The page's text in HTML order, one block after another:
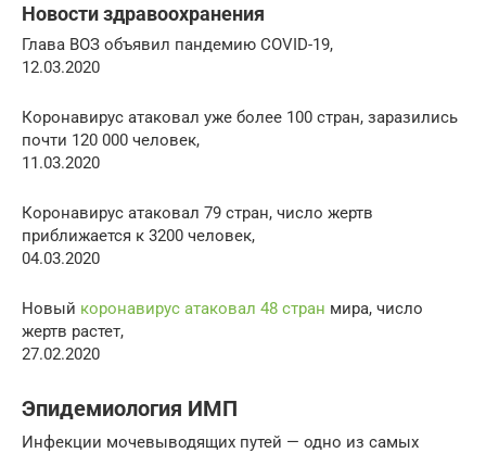
Новости здравоохранения
Глава ВОЗ объявил пандемию COVID-19,
12.03.2020
Коронавирус атаковал уже более 100 стран, заразились
почти 120 000 человек,
11.03.2020
Коронавирус атаковал 79 стран, число жертв
приближается к 3200 человек,
04.03.2020
Новый коронавирус атаковал 48 стран мира, число
жертв растет,
27.02.2020
Эпидемиология ИМП
Инфекции мочевыводящих путей — одно из самых